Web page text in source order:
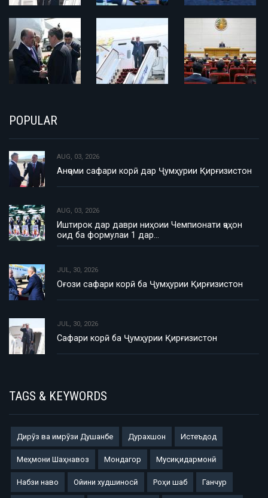
POPULAR
AUG, 03, 2026
Анҷоми сафари корӣ дар Ҷумҳурии Қирғизистон
AUG, 03, 2026
Иштирок дар даври ниҳоии Чемпионати ҷаҳон
оид ба формулаи 1 дар…
JUL, 30, 2026
Оғози сафари корӣ ба Ҷумҳурии Қирғизистон
JUL, 30, 2026
Сафари корӣ ба Ҷумҳурии Қирғизистон
TAGS & KEYWORDS
Дирӯз ва имрӯзи Душанбе Дурахшон Истеъдод
Меҳмони Шаҳнавоз Мондагор Мусиқидармонӣ
Набзи наво Ойини худшиносӣ Роҳи шаб Ганчур